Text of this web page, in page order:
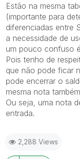
Estão na mesma
(importante para
diferenciadas entre
a necessidade de
um pouco confuso
Pois tenho de
que não pode ficar
pode encerrar o
mesma nota
Ou seja, uma nota
entrada.
2,288 Views